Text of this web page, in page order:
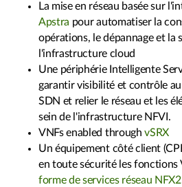
La mise en réseau basée sur
Apstra pour automatiser la
opérations, le dépannage et la
l'infrastructure cloud
Une périphérie Intelligente
garantir visibilité et contrôle
SDN et relier le réseau et les
sein de l'infrastructure NFVI.
VNFs enabled throughvSRX
Un équipement côté client
en toute sécurité les fonctions
forme de services réseau